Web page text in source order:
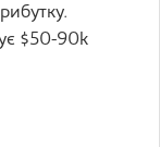
$50-90k